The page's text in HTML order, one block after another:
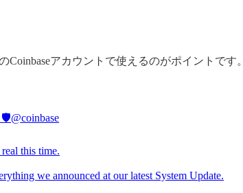
アカウントで使えるのがポイントです。
🛡️@coinbase
this time.
we announced at our latest System Update.